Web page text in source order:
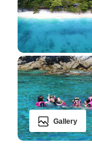
Gallery